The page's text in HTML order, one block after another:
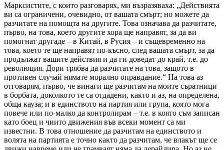
Марксистите, с които разговарях, ми възразяваха: „Действията
ви са ограничени, очевидно, от вашата смърт; но можете да
разчитате на помощта на другите. Това означава да разчитате,
първо, на това, което другите хора ще направят, за да ви
помогнат другаде – в Китай, в Русия – и същевременно на
това, което те ще направят по-късно, след вашата смърт, за да
продължат вашите действия и да ги доведат до край, т.е. до
революция. Дори трябва да разчитате на това, защото в
противен случай нямате морално оправдание.“ На това аз
отговарям, първо, че винаги ще разчитам на моите съратници
в борбата, доколкото те са отдадени, както и аз, на определена,
обща кауза; и в единството на партия или група, която мога
повече или по-малко да контролирам – т.е. в която съм записан
като боец и чиито движения във всеки момент са ми
известни. В това отношение да разчитам на единството и
волята на партията е точно както да разчитам, че влакът ще се